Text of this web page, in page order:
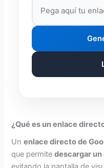
¿Qué es un enlace
Unenlace directo de
que permitedescargar